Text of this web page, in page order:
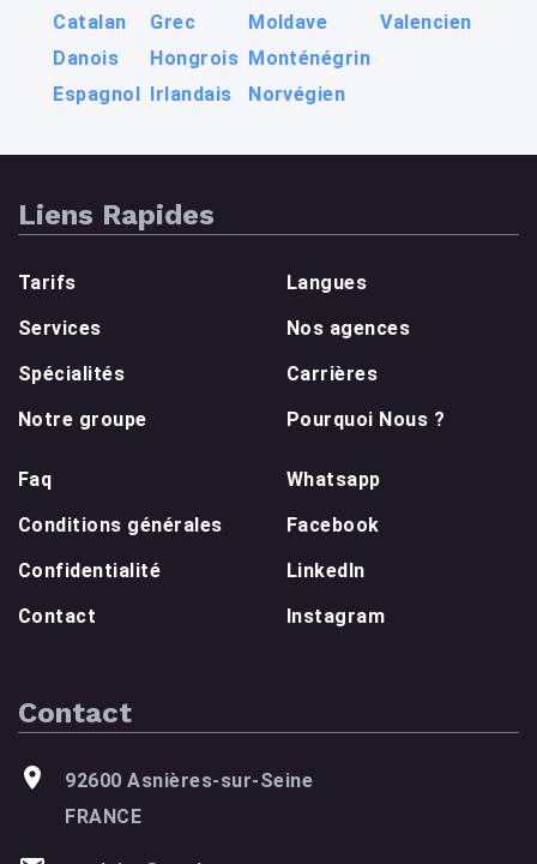
Catalan
Danois
Espagnol
Grec
Hongrois
Irlandais
Moldave
Monténégrin
Norvégien
Valencien
Liens Rapides
Tarifs
Services
Spécialités
Notre groupe
Langues
Nos agences
Carrières
Pourquoi Nous ?
Faq
Conditions générales
Confidentialité
Contact
Whatsapp
Facebook
LinkedIn
Instagram
Contact
92600 Asnières-sur-Seine
FRANCE